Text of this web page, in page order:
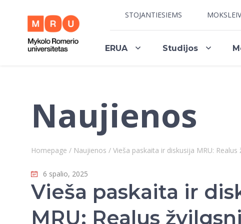
STOJANTIESIEMS
ERUA Studijos
Naujienos
Homepage / Naujienos / Vieša paskaita ir diskusija MRU:
6 spalio, 2025
Vieša paskaita ir
MRU: Realus